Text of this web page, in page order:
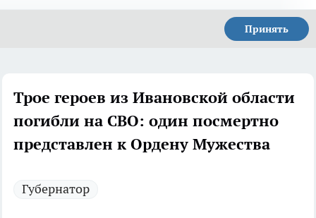
Принять
Трое героев из Ивановской области
погибли на СВО: один посмертно
представлен к Ордену Мужества
Губернатор